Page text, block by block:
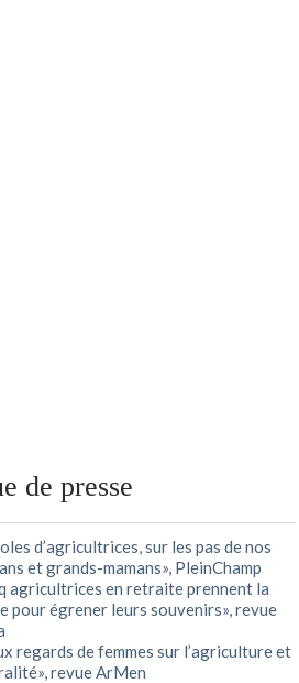
de presse
d’agricultrices, sur les pas de nos
et grands-mamans», PleinChamp
agricultrices en retraite prennent la
pour égrener leurs souvenirs», revue
regards de femmes sur l’agriculture et
revue ArMen